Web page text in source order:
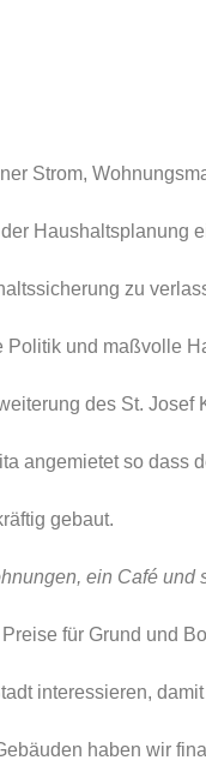
Strom,
Haushaltsplanung
zu
Politik und maßvolle
des St.
angemietet so dass
gebaut.
ein Café
für Grund und
interessieren,
haben wir